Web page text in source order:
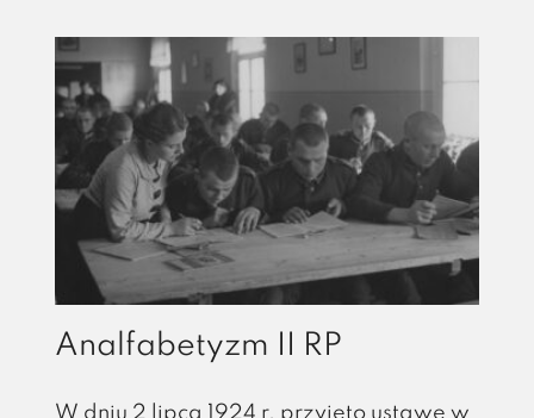
Analfabetyzm II RP
W dniu 2 lipca 1924 r. przyjęto ustawę w